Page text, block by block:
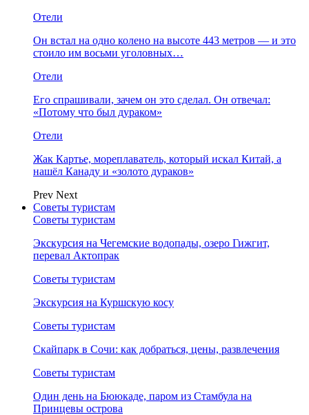
Отели
Он встал на одно колено на высоте 443 метров — и это
стоило им восьми уголовных…
Отели
Его спрашивали, зачем он это сделал. Он отвечал:
«Потому что был дураком»
Отели
Жак Картье, мореплаватель, который искал Китай, а
нашёл Канаду и «золото дураков»
Prev Next
Советы туристам
Советы туристам
Экскурсия на Чегемские водопады, озеро Гижгит,
перевал Актопрак
Советы туристам
Экскурсия на Куршскую косу
Советы туристам
Скайпарк в Сочи: как добраться, цены, развлечения
Советы туристам
Один день на Бююкаде, паром из Стамбула на
Принцевы острова